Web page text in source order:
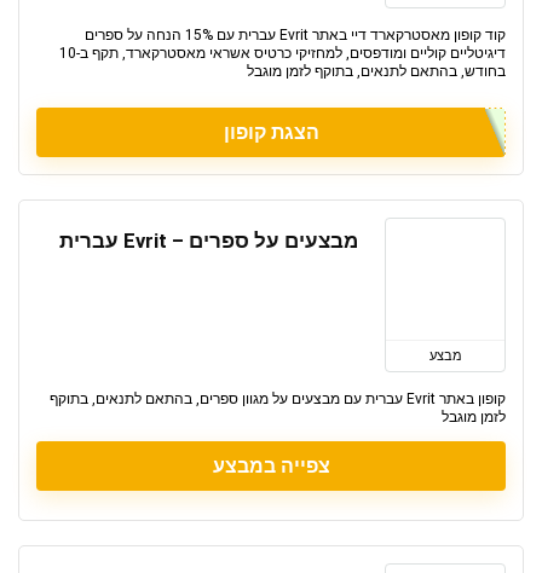
קוד קופון מאסטרקארד דיי באתר Evrit עברית עם 15% הנחה על ספרים
דיגיטליים קוליים ומודפסים, למחזיקי כרטיס אשראי מאסטרקארד, תקף ב-10
בחודש, בהתאם לתנאים, בתוקף לזמן מוגבל
הצגת קופון
מבצע
מבצעים על ספרים – Evrit עברית
קופון באתר Evrit עברית עם מבצעים על מגוון ספרים, בהתאם לתנאים, בתוקף
לזמן מוגבל
צפייה במבצע